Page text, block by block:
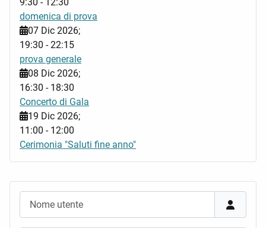
domenica di prova
07 Dic 2026;
19:30 -22:15
prova generale
08 Dic 2026;
16:30 - 18:30
Concerto di Gala
19 Dic 2026;
11:00 - 12:00
Cerimonia "Saluti fine anno"